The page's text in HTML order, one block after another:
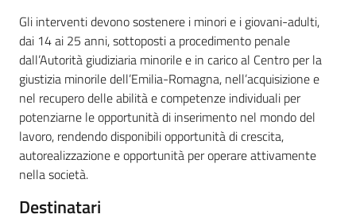
Gli interventi devono sostenere i minori e i giovani-adulti,
dai 14 ai 25 anni, sottoposti a procedimento penale
dall’Autorità giudiziaria minorile e in carico al Centro per la
giustizia minorile dell’Emilia-Romagna, nell’acquisizione e
nel recupero delle abilità e competenze individuali per
potenziarne le opportunità di inserimento nel mondo del
lavoro, rendendo disponibili opportunità di crescita,
autorealizzazione e opportunità per operare attivamente
nella società.
Destinatari